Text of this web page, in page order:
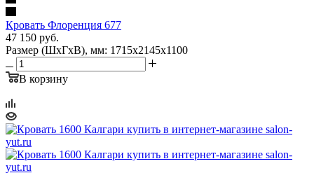
Кровать Флоренция 677
47 150 руб.
Размер (ШхГхВ), мм: 1715х2145х1100
В корзину